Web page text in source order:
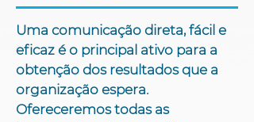
Uma comunicação direta, fácil e
eficaz é o principal ativo para a
obtenção dos resultados que a
organização espera.
Ofereceremos todas as